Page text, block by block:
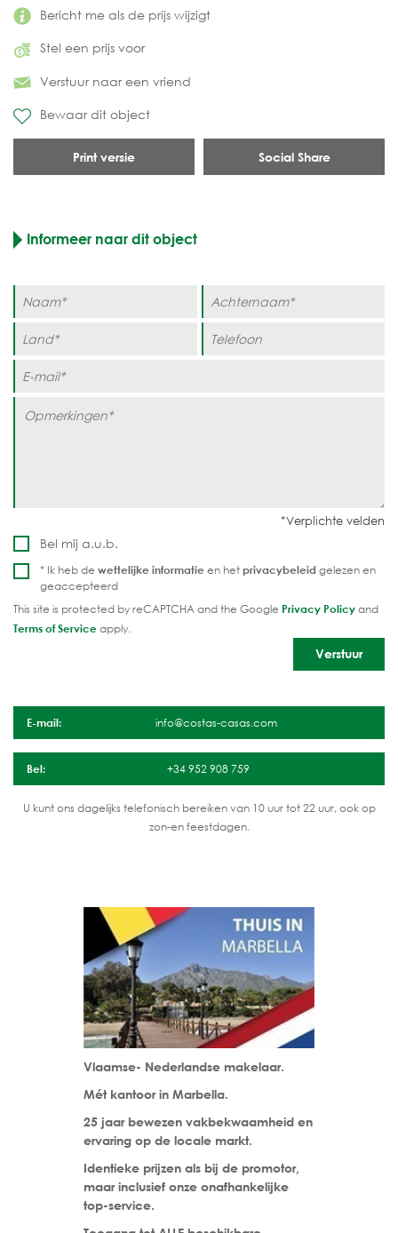
Bericht me als de prijs wijzigt
Stel een prijs voor
Verstuur naar een vriend
Bewaar dit object
Print versie Social Share
Informeer naar dit object
Bel mij a.u.b.
* Ik heb de wettelijke informatie en hetprivacybeleid gelezen en
geaccepteerd
This site is protected by reCAPTCHA and the Google Privacy Policyand
Terms of Serviceapply.
E-mail: info@costas-casas.com
Bel: +34 952 908 759
U kunt ons dagelijks telefonisch bereiken van 10 uur tot 22 uur, ook op
zon-en feestdagen.
Vlaamse- Nederlandse makelaar.
Mét kantoor in Marbella.
25 jaar bewezen vakbekwaamheid en
ervaring op de locale markt.
Identieke prijzen als bij de promotor,
maar inclusief onze onafhankelijke
top-service.